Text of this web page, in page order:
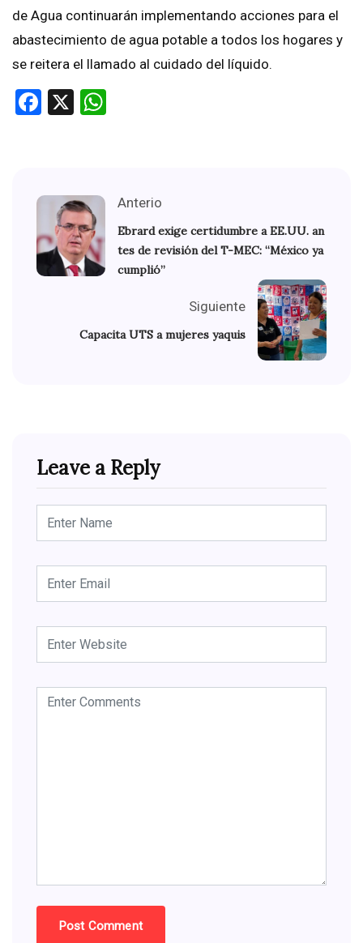
de Agua continuarán implementando acciones para el
abastecimiento de agua potable a todos los hogares y
se reitera el llamado al cuidado del líquido.
Facebook
X
Anterio
Ebrard exige certidumbre a EE.UU. an
tes de revisión del T-MEC: “México ya
cumplió”
Siguiente
Capacita UTS a mujeres yaquis
Leave a Reply